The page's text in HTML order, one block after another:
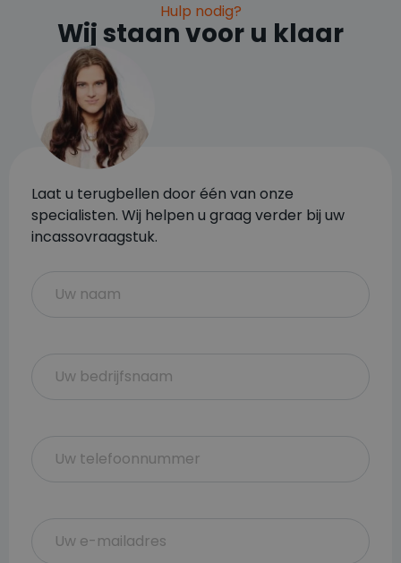
Hulp nodig?
Wij staan voor u klaar
Laat u terugbellen door één van onze
specialisten. Wij helpen u graag verder bij uw
incassovraagstuk.